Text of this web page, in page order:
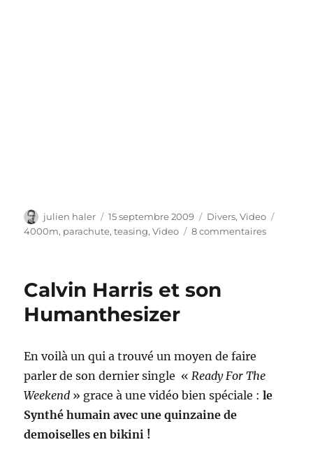
Auteur
julien haler
Publié
le
15 septembre 2009 Catégories
Divers,Video
4000m, parachute,teasing,Video 8 commentairessur
Calvin Harris et son
Humanthesizer
En voilà un qui a trouvé un moyen de faire
parler de son dernier single « Ready For The
Weekend » grace à une vidéo bien spéciale :le
Synthé humain avec une quinzaine de
demoiselles en bikini !